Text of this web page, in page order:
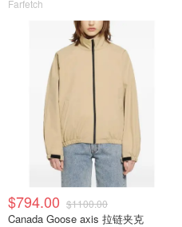
Farfetch
$794.00 $1100.00
Canada Goose axis 拉链夹克